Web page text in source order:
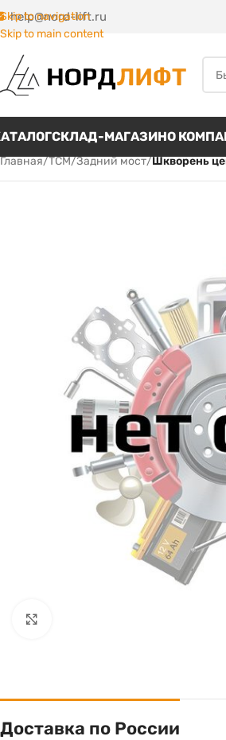
Skip to navigation
Skip to main content
help@nord-lift.ru
СКЛАД-МАГАЗИНО
Главная/TCM/Задний мост/Шкворень
Доставка по России